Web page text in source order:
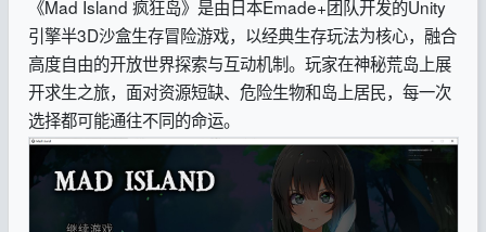
《Mad Island 疯狂岛》是由日本Emade+团队开发的Unity
引擎半3D沙盒生存冒险游戏，以经典生存玩法为核心，融合
高度自由的开放世界探索与互动机制。玩家在神秘荒岛上展
开求生之旅，面对资源短缺、危险生物和岛上居民，每一次
选择都可能通往不同的命运。